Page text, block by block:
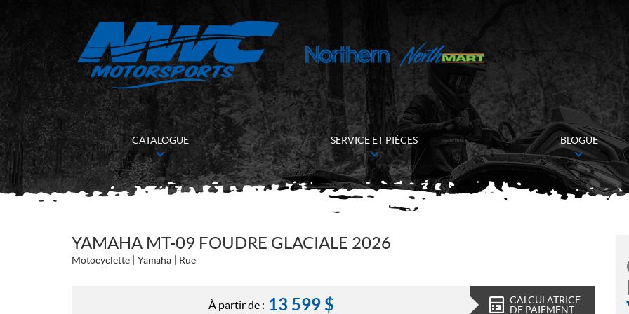
CATALOGUE SERVICE ET PIÈCES BLOGUE
YAMAHA MT-09 FOUDRE GLACIALE 2026
Motocyclette Yamaha Rue
À partir de : 13 599 $
CALCULATRICE
DE PAIEMENT